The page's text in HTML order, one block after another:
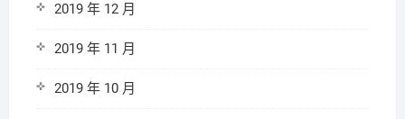
2019 年 12 月
2019 年 11 月
2019 年 10 月